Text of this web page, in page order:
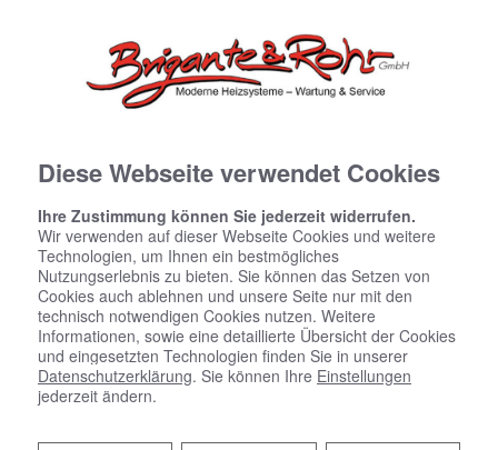
Datenschutzerklärung
Wir bedanken uns für Ihren Besuch bei Brigante & Rohr
GmbH. Der sichere Umgang mit Ihren Daten ist uns
besonders wichtig. Wir möchten Sie daher hiermit
ausführlich über die Verwendung Ihrer Daten bei dem
Diese Webseite verwendet Cookies
Ihre Zustimmung können Sie jederzeit widerrufen.
Wir verwenden auf dieser Webseite Cookies und weitere
Technologien, um Ihnen ein bestmögliches
Nutzungserlebnis zu bieten. Sie können das Setzen von
Cookies auch ablehnen und unsere Seite nur mit den
technisch notwendigen Cookies nutzen. Weitere
Informationen, sowie eine detaillierte Übersicht der Cookies
und eingesetzten Technologien finden Sie in unserer
Datenschutzerklärung. Sie können Ihre Einstellungen
jederzeit ändern.